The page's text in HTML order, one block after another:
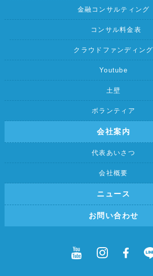
金融コンサルティング
コンサル料金表
クラウドファンディング
Youtube
土壁
ボランティア
会社案内
代表あいさつ
会社概要
ニュース
お問い合わせ